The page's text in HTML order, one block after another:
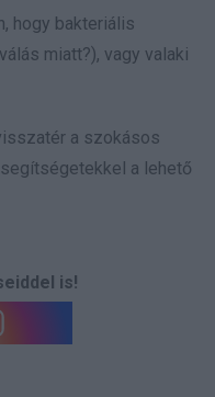
hogy bakteriális
miatt?), vagy valaki
a szokásos
a lehető
is!